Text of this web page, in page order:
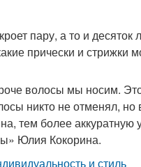
пару, а то и десяток
прически и стрижки
волосы мы носим.
никто не отменял,
тем более
Юлия Кокорина.